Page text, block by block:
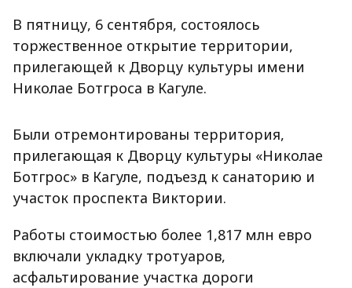
В пятницу, 6 сентября, состоялось
торжественное открытие территории,
прилегающей к Дворцу культуры имени
Николае Ботгроса в Кагуле.
Были отремонтированы территория,
прилегающая к Дворцу культуры «Николае
Ботгрос» в Кагуле, подъезд к санаторию и
участок проспекта Виктории.
Работы стоимостью более 1,817 млн евро
включали укладку тротуаров,
асфальтирование участка дороги